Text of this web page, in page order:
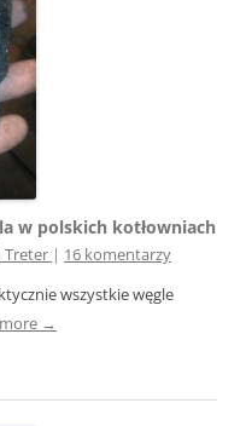
w polskich kotłowniach
Treter | 16 komentarzy
wszystkie węgle
→